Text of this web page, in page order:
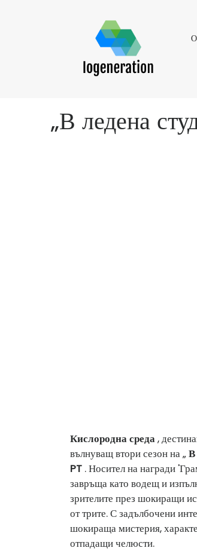
„В ледена
Кислородна среда,
вълнуващ втори сезон на „В
PT . Носител на награди
завръща като водещ и
зрителите през шокиращи
от трите. С задълбочени
шокираща мистерия,
отпадащи челюсти.